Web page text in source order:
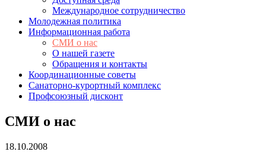
Международное сотрудничество
Молодежная политика
Информационная работа
СМИ о нас
О нашей газете
Обращения и контакты
Координационные советы
Санаторно-курортный комплекс
Профсоюзный дисконт
СМИ о нас
18.10.2008